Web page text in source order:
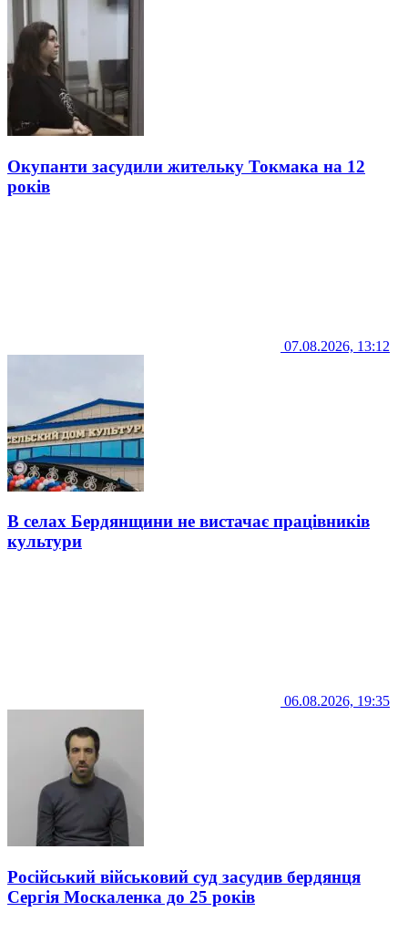
Окупанти засудили жительку Токмака на 12
років
07.08.2026, 13:12
В селах Бердянщини не вистачає працівників
культури
06.08.2026, 19:35
Російський військовий суд засудив бердянця
Сергія Москаленка до 25 років